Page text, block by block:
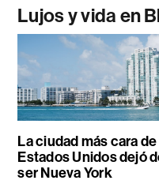
Lujos y vida en
La ciudad más cara de
Estados Unidos dejó
ser Nueva York